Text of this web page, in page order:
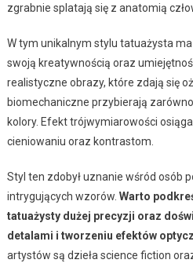
zgrabnie splatają się z anatomią
W tym unikalnym stylu tatuażysta
swoją kreatywnością oraz
realistyczne obrazy, które zdają się
biomechaniczne przybierają
kolory. Efekt trójwymiarowości
cieniowaniu oraz kontrastom.
Styl ten zdobył uznanie wśród osób
intrygujących wzorów. Warto
tatuażysty dużej precyzji oraz
detalami i tworzeniu efektów
artystów są dzieła science fiction